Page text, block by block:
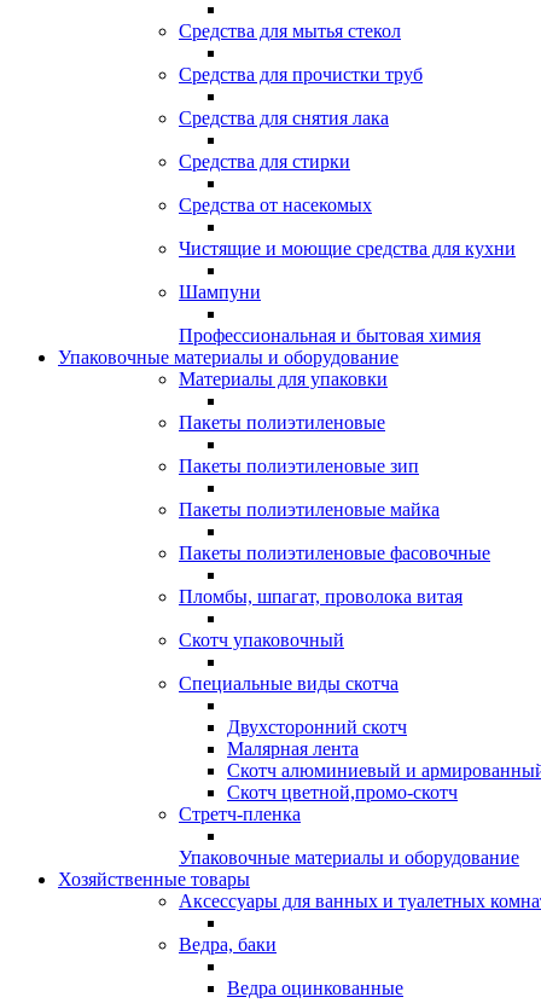
Средства для мытья стекол
Средства для прочистки труб
Средства для снятия лака
Средства для стирки
Средства от насекомых
Чистящие и моющие средства для кухни
Шампуни
Профессиональная и бытовая химия
Упаковочные материалы и оборудование
Материалы для упаковки
Пакеты полиэтиленовые
Пакеты полиэтиленовые зип
Пакеты полиэтиленовые майка
Пакеты полиэтиленовые фасовочные
Пломбы, шпагат, проволока витая
Скотч упаковочный
Специальные виды скотча
Двухсторонний скотч
Малярная лента
Скотч алюминиевый и
Скотч цветной,промо-скотч
Стретч-пленка
Упаковочные материалы и оборудование
Хозяйственные товары
Аксессуары для ванных и туалетных
Ведра, баки
Ведра оцинкованные